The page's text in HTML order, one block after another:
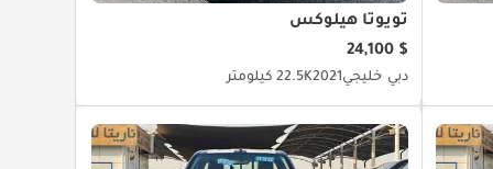
تويوتا هيلوكس
$ 24,100
دبي خليجي202122.5K كيلومتر